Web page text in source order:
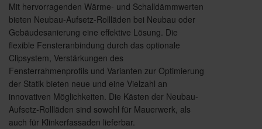
Mit hervorragenden Wärme- und Schalldämmwerten
bieten Neubau-Aufsetz-Rollläden bei Neubau oder
Gebäudesanierung eine effektive Lösung. Die
flexible Fensteranbindung durch das optionale
Clipsystem, Verstärkungen des
Fensterrahmenprofils und Varianten zur Optimierung
der Statik bieten neue und eine Vielzahl an
innovativen Möglichkeiten. Die Kästen der Neubau-
Aufsetz-Rollläden sind sowohl für Mauerwerk, als
auch für Klinkerfassaden lieferbar.